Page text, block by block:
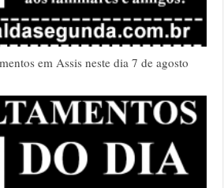
em Assis neste dia 7 de agosto